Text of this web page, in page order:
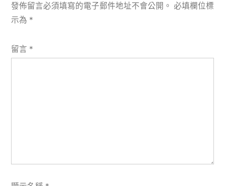
發佈留言必須填寫的電子郵件地址不會公開。 必填欄位標
示為 *
留言 *